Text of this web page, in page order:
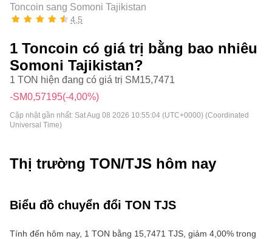
Toncoin sang Somoni Tajikistan
4,5
1 Toncoin có giá trị bằng bao nhiêu
Somoni Tajikistan?
1 TON hiện đang có giá trị SM15,7471
-SM0,57195(-4,00%)
Cập nhật gần nhất: Sat Aug 08 2026 10:55:04 (UTC+0000) (Coordinated
Universal Time)
Thị trường TON/TJS hôm nay
Biểu đồ chuyển đổi TON TJS
Tính đến hôm nay, 1 TON bằng 15,7471 TJS, giảm 4,00% trong